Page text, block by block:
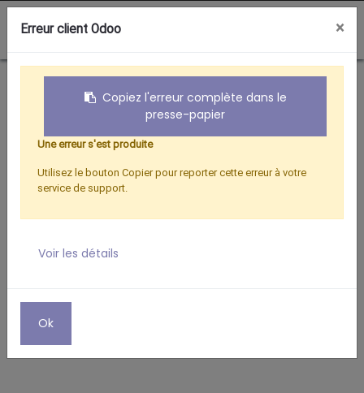
0
Boutique
CORDON COAXIAL TV 9.52 AVEC ADAPTATEUR
Erreur client Odoo ×
Copiez l'erreur complète dans le
presse-papier
Une erreur s'est produite
Utilisez le bouton Copier pour reporter cette erreur à votre
service de support.
Voir les détails
Ok